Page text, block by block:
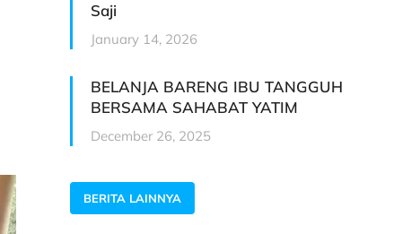
Saji
January 14, 2026
BELANJA BARENG IBU TANGGUH
BERSAMA SAHABAT YATIM
December 26, 2025
BERITA LAINNYA